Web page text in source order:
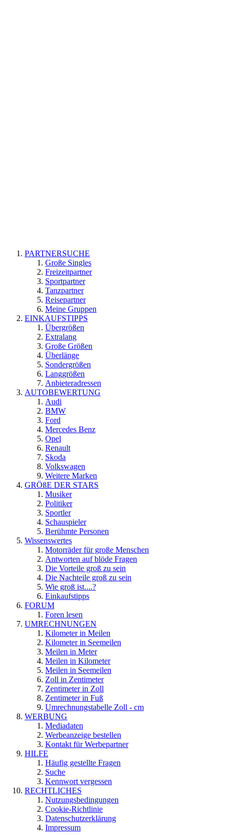
PARTNERSUCHE
Große Singles
Freizeitpartner
Sportpartner
Tanzpartner
Reisepartner
Meine Gruppen
EINKAUFSTIPPS
Übergrößen
Extralang
Große Größen
Überlänge
Sondergrößen
Langgrößen
Anbieteradressen
AUTOBEWERTUNG
Audi
BMW
Ford
Mercedes Benz
Opel
Renault
Skoda
Volkswagen
Weitere Marken
GRÖßE DER STARS
Musiker
Politiker
Sportler
Schauspieler
Berühmte Personen
Wissenswertes
Motorräder für große Menschen
Antworten auf blöde Fragen
Die Vorteile groß zu sein
Die Nachteile groß zu sein
Wie groß ist....?
Einkaufstipps
FORUM
Foren lesen
UMRECHNUNGEN
Kilometer in Meilen
Kilometer in Seemeilen
Meilen in Meter
Meilen in Kilometer
Meilen in Seemeilen
Zoll in Zentimeter
Zentimeter in Zoll
Zentimeter in Fuß
Umrechnungstabelle Zoll - cm
WERBUNG
Mediadaten
Werbeanzeige bestellen
Kontakt für Werbepartner
HILFE
Häufig gestellte Fragen
Suche
Kennwort vergessen
RECHTLICHES
Nutzungsbedingungen
Cookie-Richtlinie
Datenschutzerklärung
Impressum